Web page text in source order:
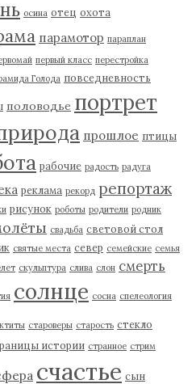
осина отец охота
парамотор параплан
первый класс перестройка
Голода повседневность
половодье портрет
прошлое птицы
рабочие радость радуга
реклама рекорд репортаж
рисунок роботы родители родник
свадьба световой стол
святые места север семейские семья
скульптура слива слон смерть
солнце сосна спелеология
староверы старость стекло
истории странное стрим
счастье сын